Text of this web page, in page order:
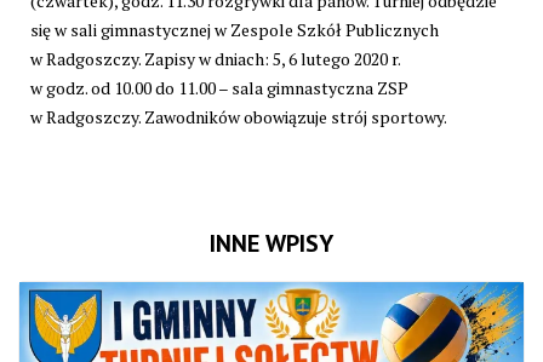
się w sali gimnastycznej w Zespole Szkół Publicznych
w Radgoszczy. Zapisy w dniach: 5, 6 lutego 2020 r.
w godz. od 10.00 do 11.00 – sala gimnastyczna ZSP
w Radgoszczy. Zawodników obowiązuje strój sportowy.
INNE WPISY